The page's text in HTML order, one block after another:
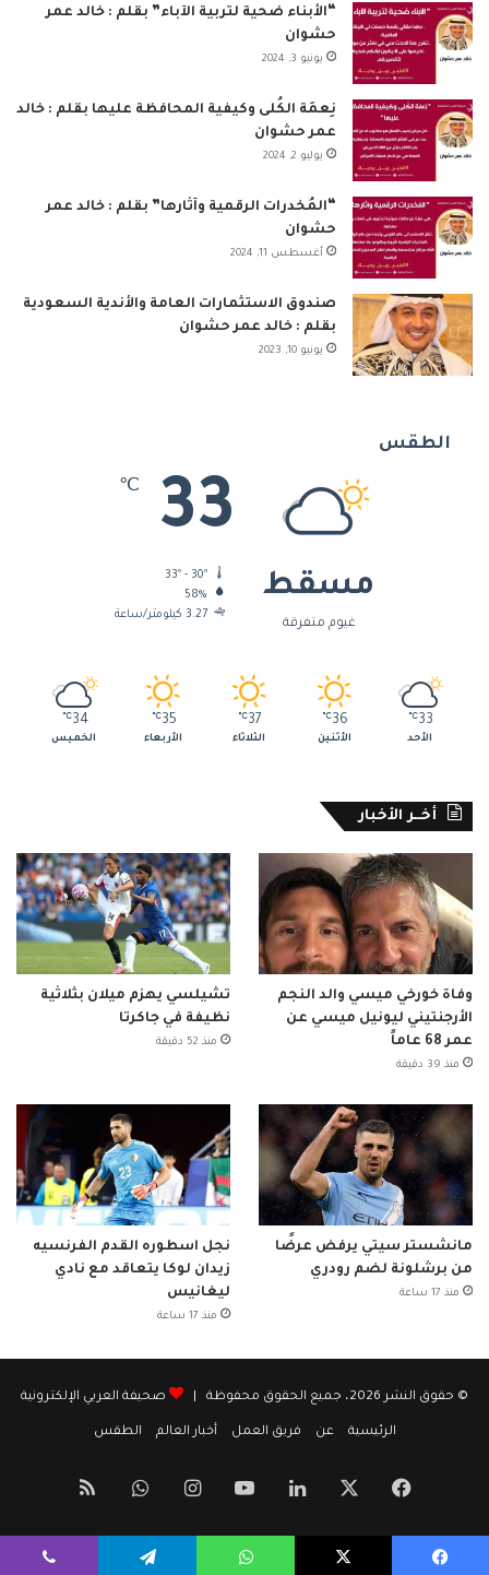
“الأبناء ضحية لتربية الآباء” بقلم : خالد عمر
حشوان
يونيو 3, 2024
نِعمَة الكُلى وكيفية المحافظة عليها بقلم : خالد
عمر حشوان
يوليو 2, 2024
“المُخدرات الرقمية وآثارها” بقلم : خالد عمر
حشوان
أغسطس 11, 2024
صندوق الاستثمارات العامة والأندية السعودية
بقلم : خالد عمر حشوان
يونيو 10, 2023
الطقس
مسقط
غيوم متفرقة
33
℃
58%
3.27 كيلومتر/ساعة
33
℃
الأحد
36
℃
الأثنين
37
℃
الثلاثاء
35
℃
الأربعاء
34
℃
الخميس
أخــر الأخبار
وفاة خورخي ميسي والد النجم
الأرجنتيني ليونيل ميسي عن
عمر 68 عاماً
منذ 39 دقيقة
تشيلسي يهزم ميلان بثلاثية
نظيفة في جاكرتا
منذ 52 دقيقة
مانشستر سيتي يرفض عرضًا
من برشلونة لضم رودري
منذ 17 ساعة
نجل اسطوره القدم الفرنسيه
زيدان لوكا يتعاقد مع نادي
ليغانيس
منذ 17 ساعة
© حقوق النشر 2026، جميع الحقوق محفوظة | صحيفة العربي الإلكترونية
الرئيسية عن فريق العمل أخبار العالم الطقس
فيسبوك لينكدإن‫YouTubeانستقرامواتسابملخص
الموقع